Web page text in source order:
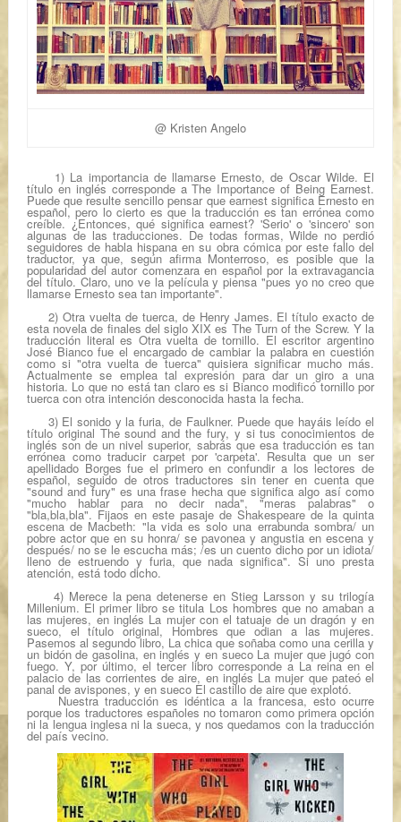
@ Kristen Angelo
1) La importancia de llamarse Ernesto, de Oscar Wilde. El
título en inglés corresponde aThe Importance of Being Earnest.
Puede que resulte sencillo pensar que earnestsignifica Ernesto en
español, pero lo cierto es que la traducción es tan errónea como
creíble. ¿Entonces, qué significa earnest? 'Serio' o 'sincero' son
algunas de las traducciones. De todas formas, Wilde no perdió
seguidores de habla hispana en su obra cómica por este fallo del
traductor, ya que, según afirma Monterroso, es posible que la
popularidad del autor comenzara en español por la extravagancia
del título. Claro, uno ve la película y piensa "pues yo no creo que
llamarse Ernesto sea tan importante".
2)Otra vuelta de tuerca, de Henry James. El título exacto de
esta novela de finales del siglo XIX es The Turn of the Screw. Y la
traducción literal es Otra vuelta de tornillo. El escritor argentino
José Bianco fue el encargado de cambiar la palabra en cuestión
como si "otra vuelta de tuerca" quisiera significar mucho más.
Actualmente se emplea tal expresión para dar un giro a una
historia. Lo que no está tan claro es si Bianco modificótornillopor
tuerca con otra intención desconocida hasta la fecha.
3) El sonido y la furia, de Faulkner. Puede que hayáis leído el
título original The sound and the fury, y si tus conocimientos de
inglés son de un nivel superior, sabrás que esa traducción es tan
errónea como traducir carpetpor 'carpeta'. Resulta que un ser
apellidado Borges fue el primero en confundir a los lectores de
español, seguido de otros traductores sin tener en cuenta que
"sound and fury" es una frase hecha que significa algo así como
"mucho hablar para no decir nada", "meras palabras" o
"bla,bla,bla". Fijaos en este pasaje de Shakespeare de la quinta
escena de Macbeth: "la vida es solo una errabunda sombra/ un
pobre actor que en su honra/ se pavonea y angustia en escena y
después/ no se le escucha más; /es un cuento dicho por un idiota/
lleno de estruendo y furia, que nada significa". Si uno presta
atención, está todo dicho.
4) Merece la pena detenerse en Stieg Larsson y su trilogía
Millenium. El primer libro se titula Los hombres que no amaban a
las mujeres, en inglés La mujer con el tatuaje de un dragón y en
sueco, el título original, Hombres que odian a las mujeres.
Pasemos al segundo libro, La chica que soñaba como una cerilla y
un bidón de gasolina, en inglés y en sueco La mujer que jugó con
fuego. Y, por último, el tercer libro corresponde a La reina en el
palacio de las corrientes de aire, en inglés La mujer que pateó el
panal de avispones, y en sueco El castillo de aire que explotó.
Nuestra traducción es idéntica a la francesa, esto ocurre
porque los traductores españoles no tomaron como primera opción
ni la lengua inglesa ni la sueca, y nos quedamos con la traducción
del país vecino.